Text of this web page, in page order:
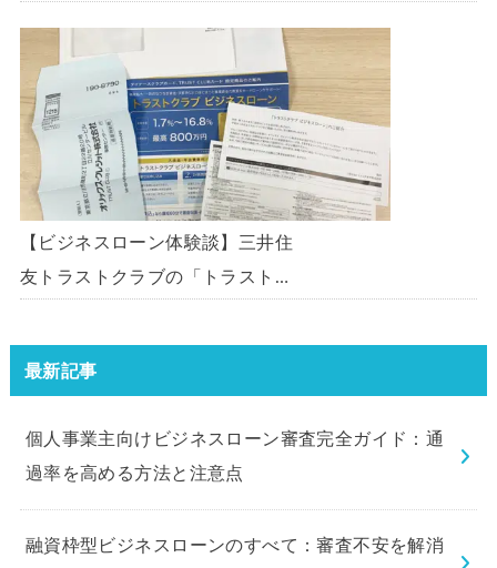
「オリコビジネスサポートプラ
ン」を使う方法がないか、問い合
わせてみた。
【ビジネスローン体験談】三井住
友トラストクラブの「トラストク
験してみました。
最新記事
個人事業主向けビジネスローン審査完全ガイド：通
過率を高める方法と注意点
融資枠型ビジネスローンのすべて：審査不安を解消